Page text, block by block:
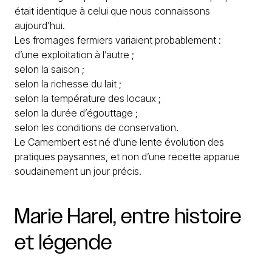
était identique à celui que nous connaissons
aujourd’hui.
Les fromages fermiers variaient probablement :
d’une exploitation à l’autre ;
selon la saison ;
selon la richesse du lait ;
selon la température des locaux ;
selon la durée d’égouttage ;
selon les conditions de conservation.
Le Camembert est né d’une lente évolution des
pratiques paysannes, et non d’une recette apparue
soudainement un jour précis.
Marie Harel, entre histoire
et légende